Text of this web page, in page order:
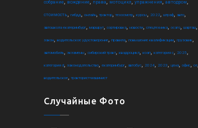
собрание вождение права мотоцикл упражнения автодром
стоимость гибдд онлайн трактор техосмотр курсы 2022 штраф авто
автошкола екатеринбург маршрут сортировка новости спецтехника осаго шарташ
закон водительское удостоверение правила повышение квалификации грузовик
автомобиль экзамены сибирский тракт квадроцикл коап категория c 2025
категория d законодательство екатеринбург автобус 2024 2023 цена офис ce
водительское тракторист-машинист
Случайные Фото